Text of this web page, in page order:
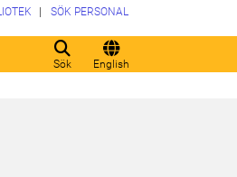
Sök English
SÖK PERSONAL